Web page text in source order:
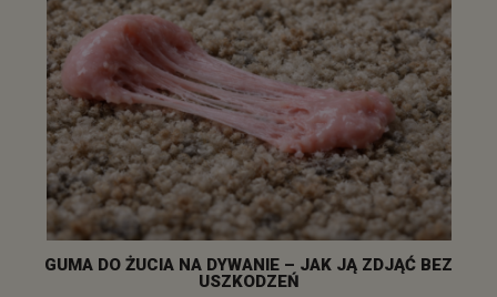
GUMA DO ŻUCIA NA DYWANIE – JAK JĄ ZDJĄĆ BEZ
USZKODZEŃ